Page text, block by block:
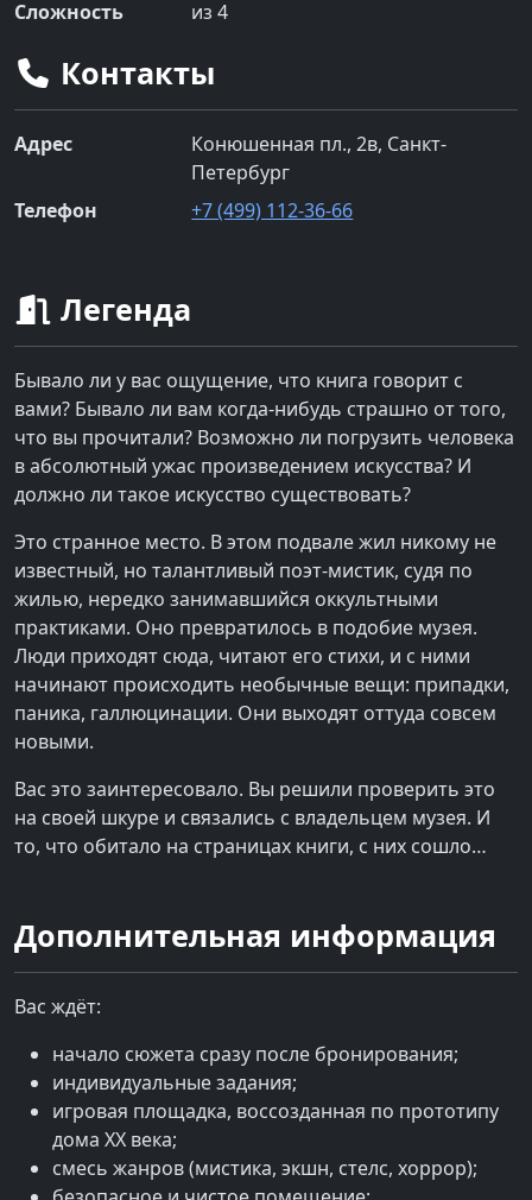
Сложность из 4
Контакты
Адрес
Конюшенная пл., 2в, Санкт-
Петербург
Телефон
+7 (499) 112-36-66
Легенда
Бывало ли у вас ощущение, что книга говорит с
вами? Бывало ли вам когда-нибудь страшно от того,
что вы прочитали? Возможно ли погрузить человека
в абсолютный ужас произведением искусства? И
должно ли такое искусство существовать?
Это странное место. В этом подвале жил никому не
известный, но талантливый поэт-мистик, судя по
жилью, нередко занимавшийся оккультными
практиками. Оно превратилось в подобие музея.
Люди приходят сюда, читают его стихи, и с ними
начинают происходить необычные вещи: припадки,
паника, галлюцинации. Они выходят оттуда совсем
новыми.
Вас это заинтересовало. Вы решили проверить это
на своей шкуре и связались с владельцем музея. И
то, что обитало на страницах книги, с них сошло…
Дополнительная информация
Вас ждёт:
начало сюжета сразу после бронирования;
индивидуальные задания;
игровая площадка, воссозданная по прототипу
дома XX века;
смесь жанров (мистика, экшн, стелс, хоррор);